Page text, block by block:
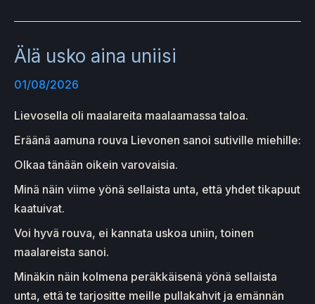
Älä usko aina uniisi
01/08/2026
Lievosella oli maalareita maalaamassa taloa.
Eräänä aamuna rouva Lievonen sanoi sutiville miehille:
Olkaa tänään oikein varovaisia.
Minä näin viime yönä sellaista unta, että yhdet tikapuut
kaatuivat.
Voi hyvä rouva, ei kannata uskoa uniin, toinen
maalareista sanoi.
Minäkin näin kolmena peräkkäisenä yönä sellaista
unta, että te tarjositte meille pullakahvit ja emännän